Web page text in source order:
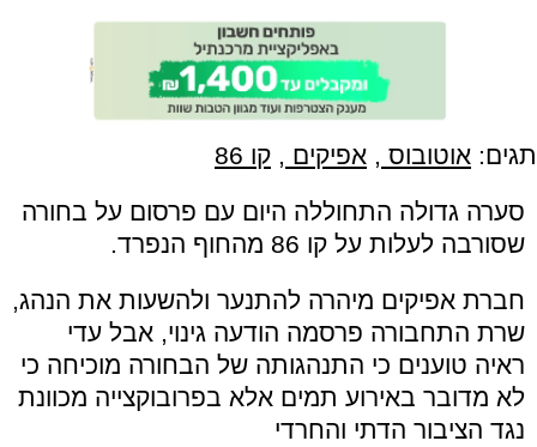
תגים: אוטובוס , אפיקים , קו 86
סערה גדולה התחוללה היום עם פרסום על בחורה
שסורבה לעלות על קו 86 מהחוף הנפרד.
חברת אפיקים מיהרה להתנער ולהשעות את הנהג,
שרת התחבורה פרסמה הודעה גינוי, אבל עדי
ראיה טוענים כי התנהגותה של הבחורה מוכיחה כי
לא מדובר באירוע תמים אלא בפרובוקצייה מכוונת
נגד הציבור הדתי והחרדי